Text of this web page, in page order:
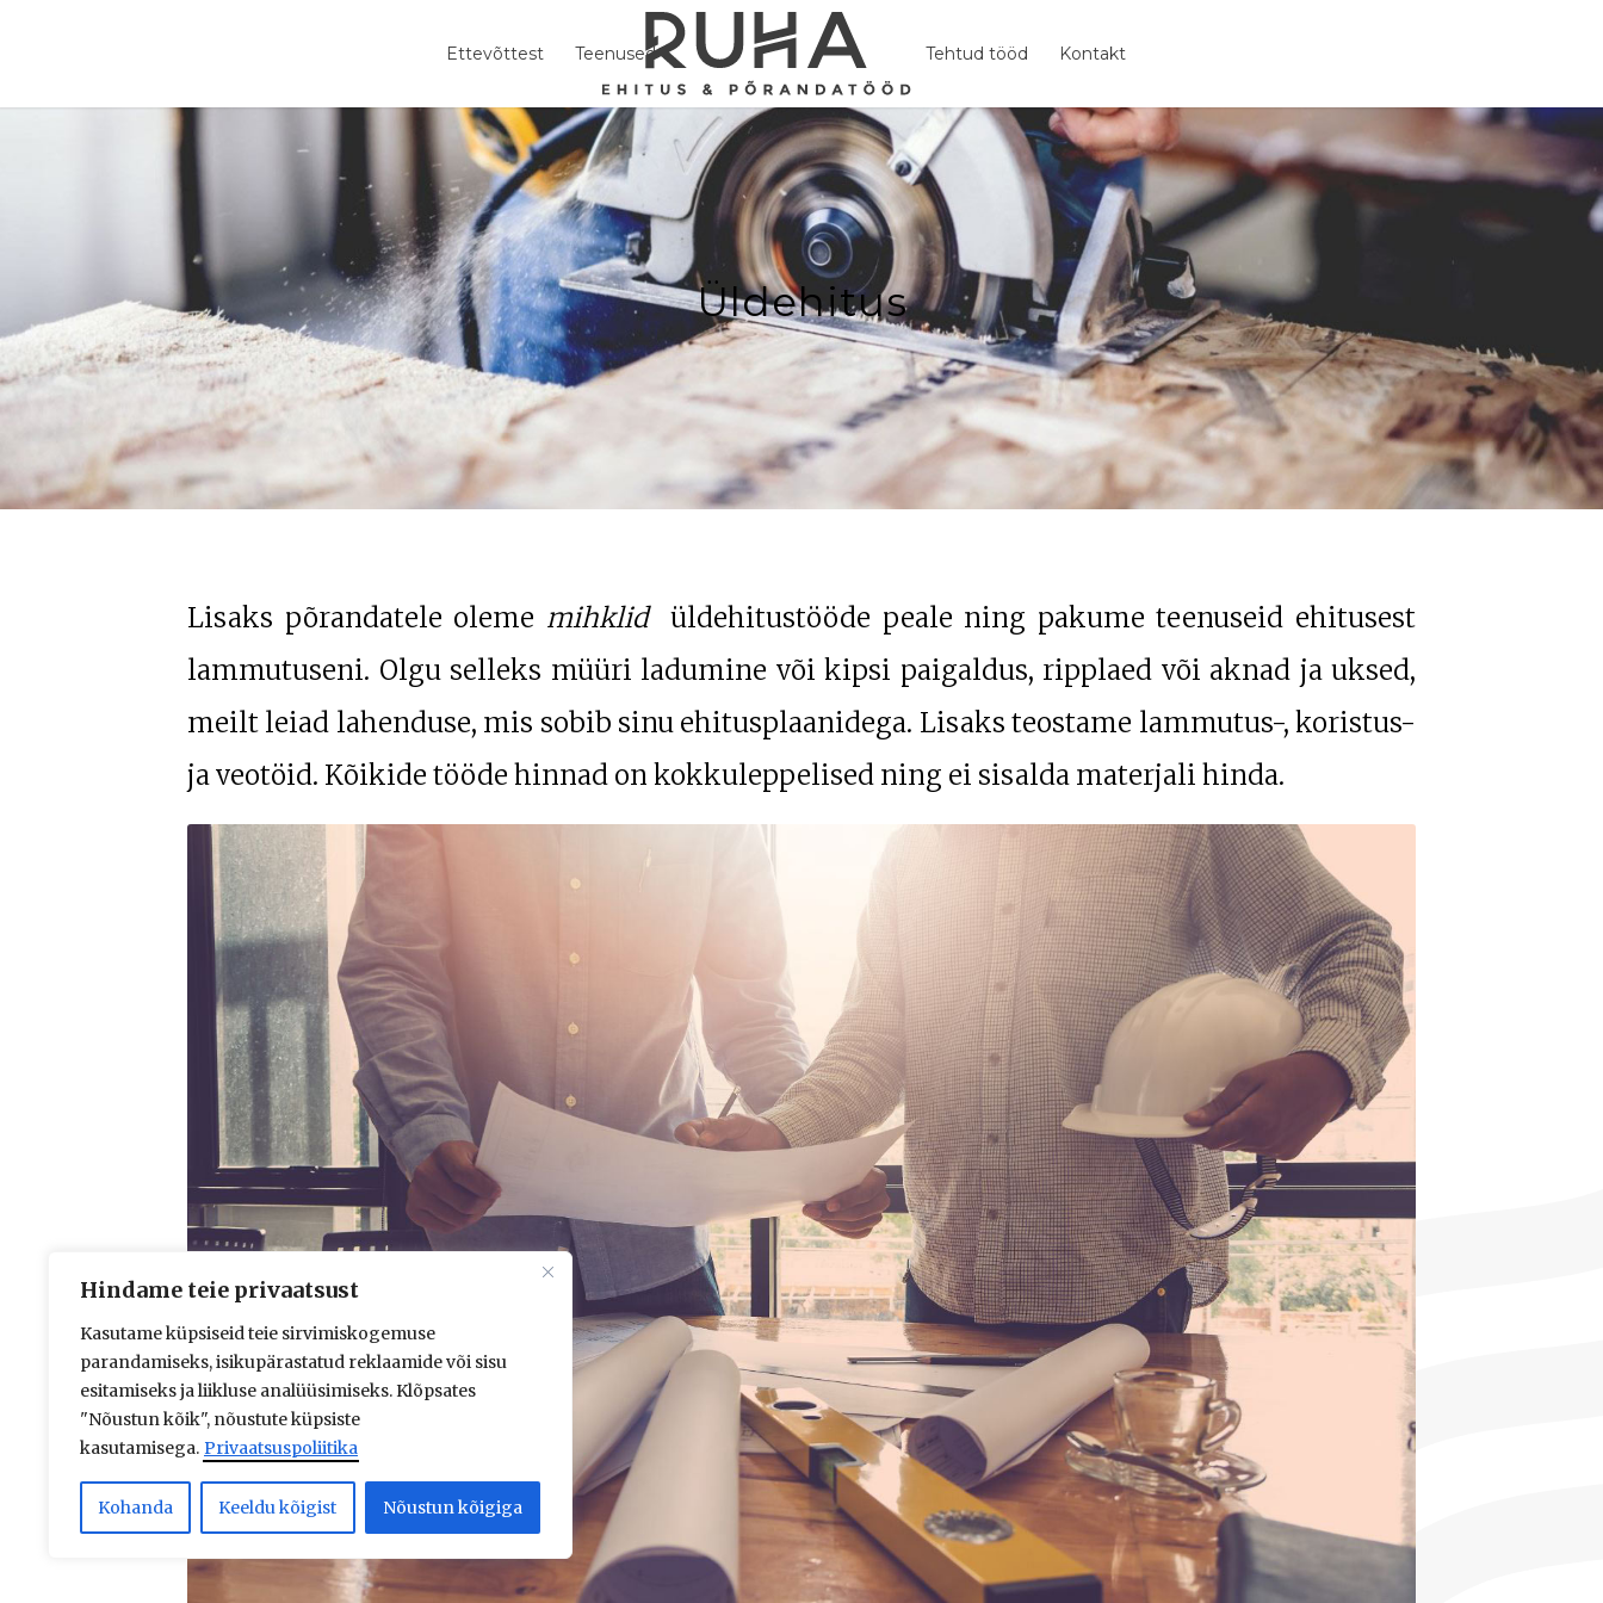
Hindame teie privaatsust
Kasutame küpsiseid teie sirvimiskogemuse
parandamiseks, isikupärastatud reklaamide või sisu
esitamiseks ja liikluse analüüsimiseks. Klõpsates
"Nõustun kõik", nõustute küpsiste
kasutamisega. Privaatsuspoliitika
Kohanda Keeldu kõigist Nõustun kõigiga
Ettevõttest Teenused Tehtud tööd Kontakt
Üldehitus
Lisaks põrandatele oleme mihklidüldehitustööde peale ning pakume teenuseid ehitusest
lammutuseni. Olgu selleks müüri ladumine või kipsi paigaldus, ripplaed või aknad ja uksed,
meilt leiad lahenduse, mis sobib sinu ehitusplaanidega. Lisaks teostame lammutus-, koristus-
ja veotöid. Kõikide tööde hinnad on kokkuleppelised ning ei sisalda materjali hinda.